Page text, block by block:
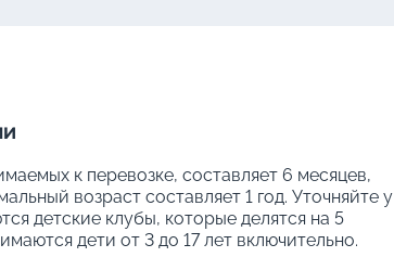
к перевозке, составляет 6 месяцев,
возраст составляет 1 год. Уточняйте у
детские клубы, которые делятся на 5
дети от 3 до 17 лет включительно.